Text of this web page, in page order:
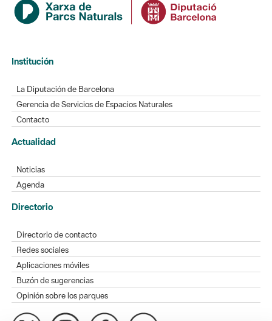
Institución
La Diputación de Barcelona
Gerencia de Servicios de Espacios Naturales
Contacto
Actualidad
Noticias
Agenda
Directorio
Directorio de contacto
Redes sociales
Aplicaciones móviles
Buzón de sugerencias
Opinión sobre los parques